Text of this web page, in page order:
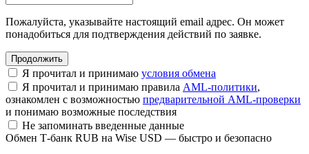
Пожалуйста, указывайте настоящий email адрес. Он может
понадобиться для подтверждения действий по заявке.
Я прочитал и принимаю условия обмена
Я прочитал и принимаю правила AML-политики,
ознакомлен с возможностью предварительной AML-проверки
и понимаю возможные последствия
Не запоминать введенные данные
Обмен Т-банк RUB на Wise USD — быстро и безопасно